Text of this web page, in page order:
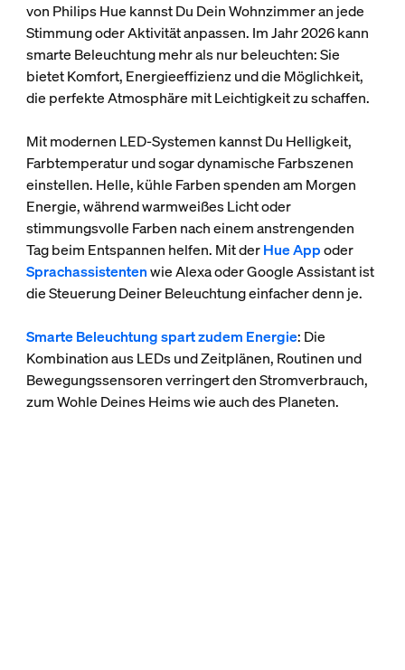
von Philips Hue kannst Du Dein Wohnzimmer an jede
Stimmung oder Aktivität anpassen. Im Jahr 2026 kann
smarte Beleuchtung mehr als nur beleuchten: Sie
bietet Komfort, Energieeffizienz und die Möglichkeit,
die perfekte Atmosphäre mit Leichtigkeit zu schaffen.
Mit modernen LED-Systemen kannst Du Helligkeit,
Farbtemperatur und sogar dynamische Farbszenen
einstellen. Helle, kühle Farben spenden am Morgen
Energie, während warmweißes Licht oder
stimmungsvolle Farben nach einem anstrengenden
Tag beim Entspannen helfen. Mit derHue Appoder
Sprachassistentenwie Alexa oder Google Assistant ist
die Steuerung Deiner Beleuchtung einfacher denn je.
Smarte Beleuchtung spart zudem Energie: Die
Kombination aus LEDs und Zeitplänen, Routinen und
Bewegungssensoren verringert den Stromverbrauch,
zum Wohle Deines Heims wie auch des Planeten.